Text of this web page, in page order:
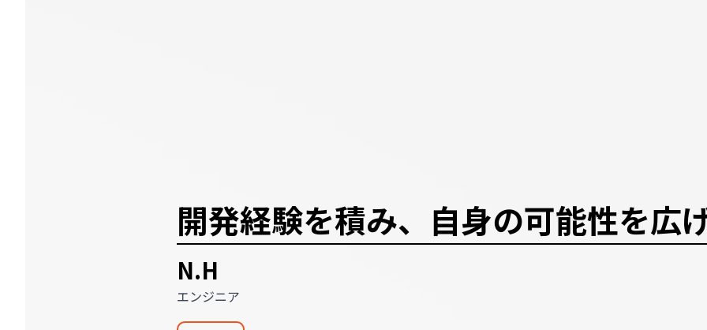
開発経験を積み、自身の可能性を広
N.H
エンジニア